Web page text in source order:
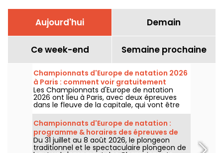
Aujourd'hui Demain
Ce week-end Semaine prochaine
Championnats d'Europe de natation 2026
à Paris : comment voir gratuitement
certaines épreuves ?
Les Championnats d'Europe de natation
2026 ont lieu à Paris, avec deux épreuves
dans le fleuve de la capitale, qui vont être
plus accessibles au grand public ! Comment
observer les compétitions en eau libre et le
plongeon de haut vol, au mois d'août
prochain ?
Championnats d'Europe de natation :
programme & horaires des épreuves de
plongeon et de haut vol
Du 31 juillet au 8 août 2026, le plongeon
traditionnel et le spectaculaire plongeon de